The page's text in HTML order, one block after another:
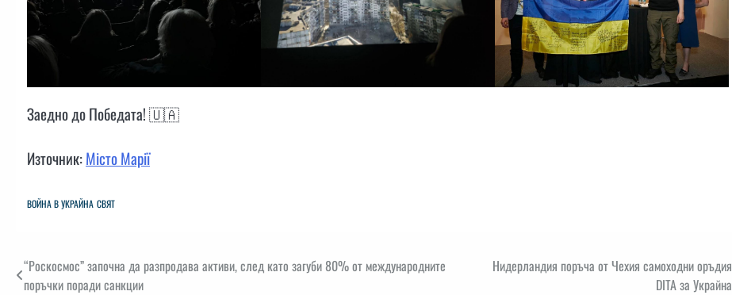
Заедно до Победата! 🇺🇦
Източник:Місто Марії
ВОЙНА В УКРАЙНА СВЯТ
Навигация
“Роскосмос” започна да разпродава активи, след като загуби 80% от международните
поръчки поради санкции
Нидерландия поръча от Чехия самоходни оръдия
DITA за Украйна